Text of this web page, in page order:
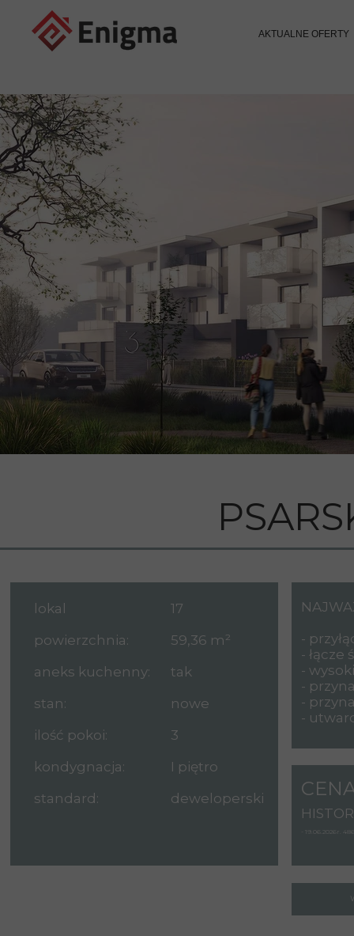
- 19.06.2026r.
-
- łącze
-
-
-
-
17
59,36 m²
tak
nowe
3
I piętro
deweloperski
lokal
powierzchnia:
aneks kuchenny:
stan:
ilość pokoi:
kondygnacja:
standard:
AKTUALNE OFERTY